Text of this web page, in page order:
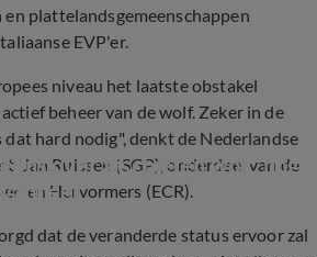
en plattelandsgemeenschappen
EVP'er.
niveau het laatste obstakel
beheer van de wolf. Zeker in de
hard nodig", denkt de Nederlandse
Jan Ruissen (SGP), onderdeel van de
en Hervormers (ECR).
over afschieten wolf, nog
dat de veranderde status ervoor zal